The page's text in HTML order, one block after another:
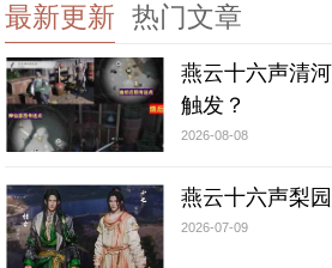
最新更新 热门文章
燕云十六声清
触发？
2026-08-08
燕云十六声梨
2026-07-09